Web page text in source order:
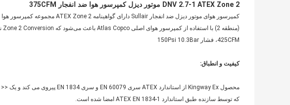
DNV 2.7-1 ATEX Zone 2 موتور دیزل کمپرسور هوا ضد انفجار 375CFM
425CFM، فشار 150Psi 10.3Bar
کیفیت و انطباق:
محصول Kingway Ex از استاندارد ATEX سری EN 60079 و سری EN 1834 پیروی می کند و یک <<
که توسط سازنده طبق استاندارد ATEX EN 1834-1 امضا شده است.